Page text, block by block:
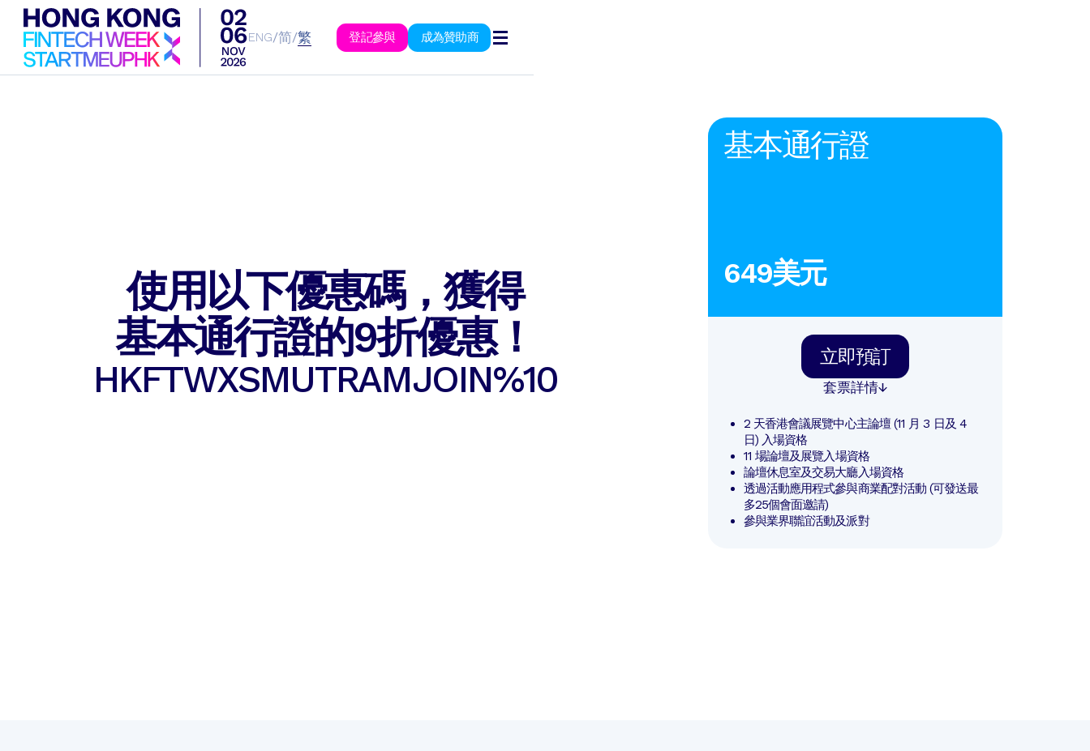
ENG/简/繁 登記參與 成為贊助商
使用以下優惠碼，獲得
基本通行證的9折優惠！
HKFTWXSMUTRAMJOIN%10
基本通行證
649美元
立即預訂
套票詳情
2 天香港會議展覽中心主論壇 (11 月 3 日及 4
日) 入場資格
11 場論壇及展覽入場資格
論壇休息室及交易大廳入場資格
透過活動應用程式參與商業配對活動 (可發送最
多25個會面邀請)
參與業界聯誼活動及派對